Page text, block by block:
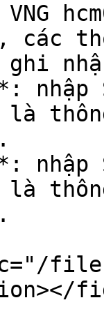
các
ghi
nhập
là
nhập
là
files/